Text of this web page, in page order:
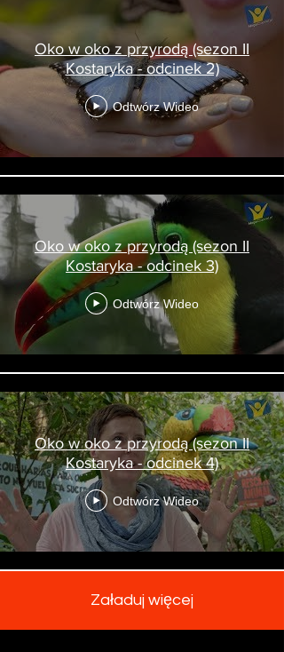
Oko w oko z przyrodą (sezon II
Kostaryka - odcinek 2)
Odtwórz Wideo
Oko w oko z przyrodą (sezon II
Kostaryka - odcinek 3)
Odtwórz Wideo
Oko w oko z przyrodą (sezon II
Kostaryka - odcinek 4)
Odtwórz Wideo
Załaduj więcej